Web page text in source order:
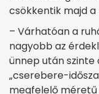
csökkentik majd a
– Várhatóan a
nagyobb az
ünnep után szinte
„cserebere-
megfelelő